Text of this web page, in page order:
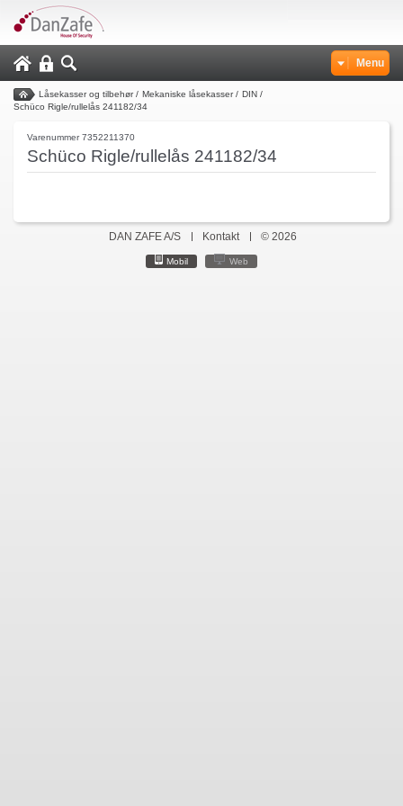
Menu
Låsekasser og tilbehør/ Mekaniske låsekasser/ DIN /
Schüco Rigle/rullelås 241182/34
Varenummer 7352211370
Schüco Rigle/rullelås 241182/34
DAN ZAFE A/S Kontakt © 2026
Mobil Web